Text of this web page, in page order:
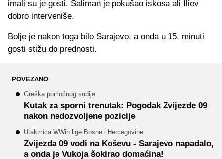
imali su je gosti. Saliman je pokušao iskosa ali Iliev
dobro interveniše.
Bolje je nakon toga bilo Sarajevo, a onda u 15. minuti
gosti stižu do prednosti.
POVEZANO
Greška pomoćnog sudije
Kutak za sporni trenutak: Pogodak Zvijezde 09
nakon nedozvoljene pozicije
Utakmica WWin lige Bosne i Hercegovine
Zvijezda 09 vodi na Koševu - Sarajevo napadalo,
a onda je Vukoja šokirao domaćina!